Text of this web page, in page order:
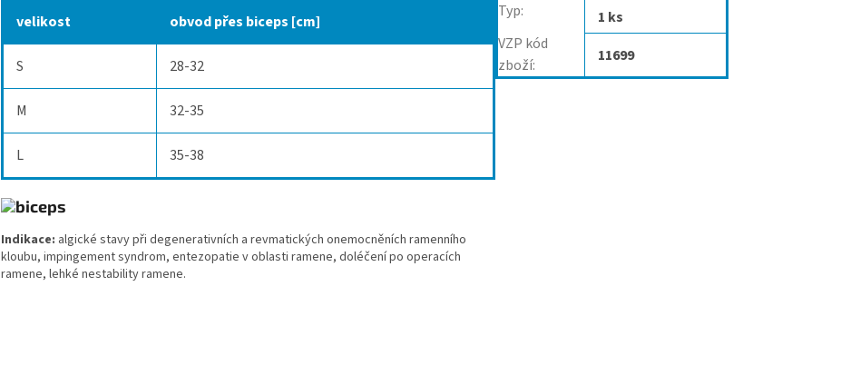
velikost obvod přes biceps [cm]
S 28-32
M 32-35
L 35-38
Indikace: algické stavy při degenerativních a revmatických onemocněních ramenního
kloubu, impingement syndrom, entezopatie v oblasti ramene, doléčení po operacích
ramene, lehké nestability ramene.
Typ:
1 ks
VZP kód
zboží: 11699